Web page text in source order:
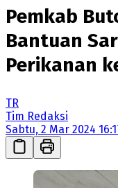
Pemkab
Bantuan
Perikanan
TR
Tim Redaksi
Sabtu, 2 Mar 2024